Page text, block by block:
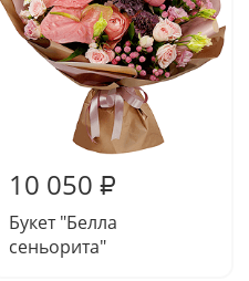
10 050 ₽
Букет "Белла
сеньорита"